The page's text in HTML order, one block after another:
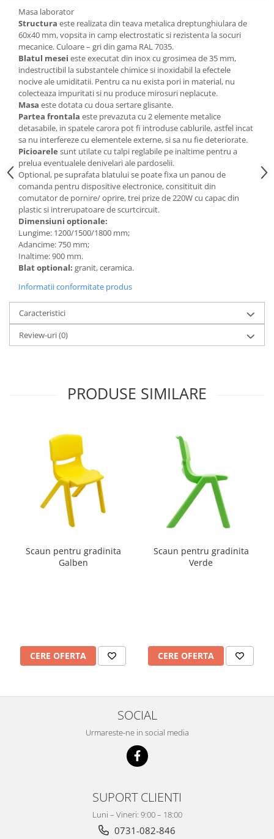
Accesorii/Standuri
Videoproiectoare si Echipamente IT
Videoproiectoare
Videoproiectoare
Suporti si Accesorii
Videoproiectoare
Ecrane Proiectie
Laptopuri si Accesorii
Laptopuri
Accesorii Laptopuri
All in One/PC
All in One
Periferice PC
Conectivitate si Accesorii
Monitoare
Tablete si Accesorii
Multifunctionale
Imprimante si Scanere 3D
Imprimante 3D
Boxe si Soundbar
Ochelari VR
Kit Robotic Educational
Software Educational
Mobilier Invatamant
Mobilier Cresa si Gradinita
Mese gradinita
Paturi gradinita
Mobilier Depozitare
Set Banca si Scaune Elevi
Dulapuri,Biblioteci si Cuiere
Catedre si mese
Materiale Didactice si Jocuri
Masa laborator
Structura este realizata din teava metalica dreptunghiulara de
60x40 mm, vopsita in camp electrostatic si rezistenta la socuri
mecanice. Culoare – gri din gama RAL 7035.
Blatul mesei este executat din inox cu grosimea de 35 mm,
indestructibil la substantele chimice si inoxidabil la efectele
nocive ale umiditatii. Pentru ca nu exista pori in material, nu
colecteaza impuritati si nu produce mirosuri neplacute.
Masa este dotata cu doua sertare glisante.
Partea frontala este prevazuta cu 2 elemente metalice
detasabile, in spatele carora pot fi introduse cablurile, astfel incat
sa nu interfereze cu elementele externe, si sa nu fie deteriorate.
Picioarele sunt utilate cu talpi reglabile pe inaltime pentru a
prelua eventualele denivelari ale pardoselii.
Optional, pe suprafata blatului se poate fixa un panou de
comanda pentru dispositive electronice, consitituit din
comutator de pornire/ oprire, trei prize de 220W cu capac din
plastic si intrerupatoare de scurtcircuit.
Dimensiuni optionale:
Lungime: 1200/1500/1800 mm;
Adancime: 750 mm;
Inaltime: 900 mm.
Blat optional: granit, ceramica.
Informatii conformitate produs
Caracteristici
Review-uri(0)
PRODUSE SIMILARE
Scaun pentru gradinita
Galben
CERE OFERTA
Scaun pentru gradinita
Verde
CERE OFERTA
SOCIAL
Urmareste-ne in social media
SUPORT CLIENTI
Luni – Vineri: 9:00 – 18:00
0731-082-846